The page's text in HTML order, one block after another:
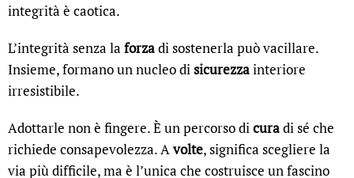
integrità è caotica.
L’integrità senza la forzadi sostenerla può vacillare.
Insieme, formano un nucleo disicurezzainteriore
irresistibile.
Adottarle non è fingere. È un percorso dicuradi sé che
richiede consapevolezza. Avolte, significa scegliere la
via più difficile, ma è l’unica che costruisce un fascino